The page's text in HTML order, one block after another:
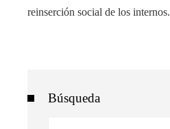
reinserción social de los internos.
Búsqueda